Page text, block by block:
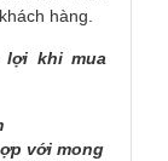
hàng.
lợi khi mua
với mong